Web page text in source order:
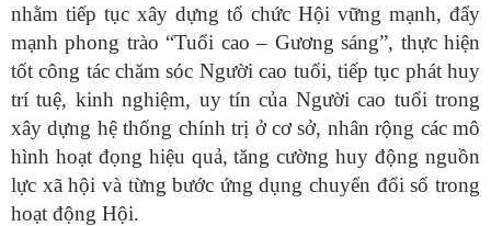
nhằm tiếp tục xây dựng tổ chức Hội vững mạnh, đẩy
mạnh phong trào “Tuổi cao – Gương sáng”, thực hiện
tốt công tác chăm sóc Người cao tuổi, tiếp tục phát huy
trí tuệ, kinh nghiệm, uy tín của Người cao tuổi trong
xây dựng hệ thống chính trị ở cơ sở, nhân rộng các mô
hình hoạt đọng hiệu quả, tăng cường huy động nguồn
lực xã hội và từng bước ứng dụng chuyển đổi số trong
hoạt động Hội.